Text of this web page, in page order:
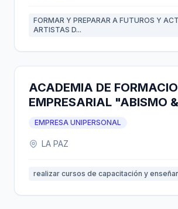
FORMAR Y PREPARAR A FUTUROS Y
ARTISTAS D...
ACADEMIA DE
EMPRESARIAL "ABISMO &
LIBERTAD"
EMPRESA UNIPERSONAL
LA PAZ
realizar cursos de capacitación y